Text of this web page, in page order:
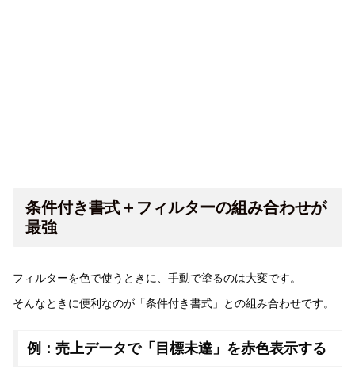
条件付き書式＋フィルターの組み合わせが
最強
フィルターを色で使うときに、手動で塗るのは大変です。
そんなときに便利なのが「条件付き書式」との組み合わせです。
例：売上データで「目標未達」を赤色表示する